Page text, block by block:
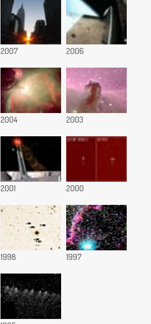
2007 2006
2004 2003
2001 2000
1998 1997